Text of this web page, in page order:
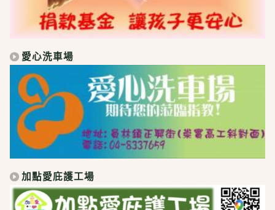
愛心洗車場
加點愛庇護工場